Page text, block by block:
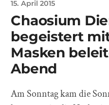
15. April 2015
Chaosium
begeistert
Masken
Abend
Am Sonntag kam die